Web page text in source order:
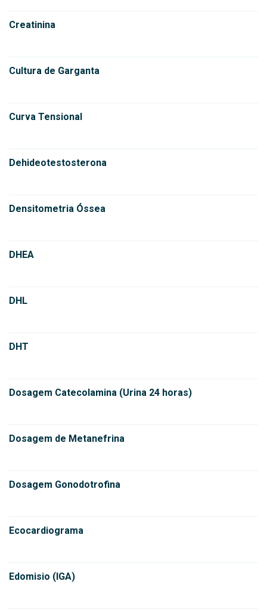
Creatinina
Cultura de Garganta
Curva Tensional
Dehideotestosterona
Densitometria Óssea
DHEA
DHL
DHT
Dosagem Catecolamina (Urina 24 horas)
Dosagem de Metanefrina
Dosagem Gonodotrofina
Ecocardiograma
Edomisio (IGA)